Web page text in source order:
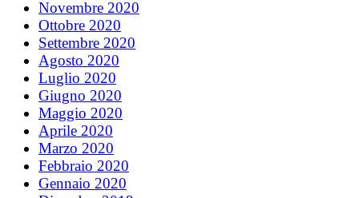
Novembre 2020
Ottobre 2020
Settembre 2020
Agosto 2020
Luglio 2020
Giugno 2020
Maggio 2020
Aprile 2020
Marzo 2020
Febbraio 2020
Gennaio 2020